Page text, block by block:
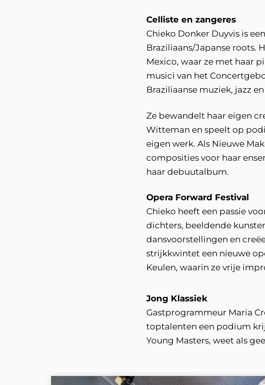
Celliste en zangeres
Chieko Donker Duyvis is
Braziliaans/Japanse roots.
Mexico, waar ze met haar
musici van het
Braziliaanse muziek, jazz
Ze bewandelt haar eigen
Witteman en speelt op
eigen werk. Als Nieuwe
composities voor haar
haar debuutalbum.
Opera Forward Festival
Chieko heeft een passie
dichters, beeldende
dansvoorstellingen en
strijkkwintet een nieuwe
Keulen, waarin ze vrije
Jong Klassiek
Gastprogrammeur Maria
toptalenten een podium
Young Masters, weet als